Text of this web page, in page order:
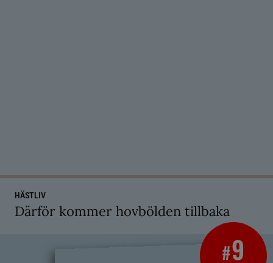
HÄSTLIV
Därför kommer hovbölden tillbaka
#9